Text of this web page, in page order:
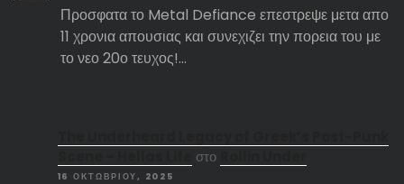
Προσφατα το Metal Defiance επεστρεψε μετα απο
11 χρονια απουσιας και συνεχιζει την πορεια του με
το νεο 20ο τευχος!…
στο
16 ΟΚΤΩΒΡΊΟΥ, 2025